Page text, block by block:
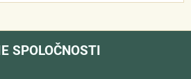
SPOLOČNOSTI